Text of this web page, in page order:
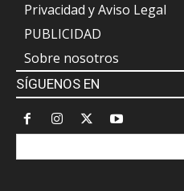
Privacidad y Aviso Legal
PUBLICIDAD
Sobre nosotros
SÍGUENOS EN